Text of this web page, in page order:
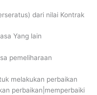
dari nilai Kontrak
Yang lain
pemeliharaan
melakukan perbaikan
perbaikan|memperbaiki